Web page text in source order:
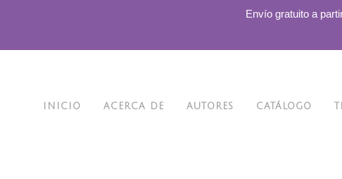
Envío gratuito a
INICIO ACERCA DE AUTORES CATÁLOGO